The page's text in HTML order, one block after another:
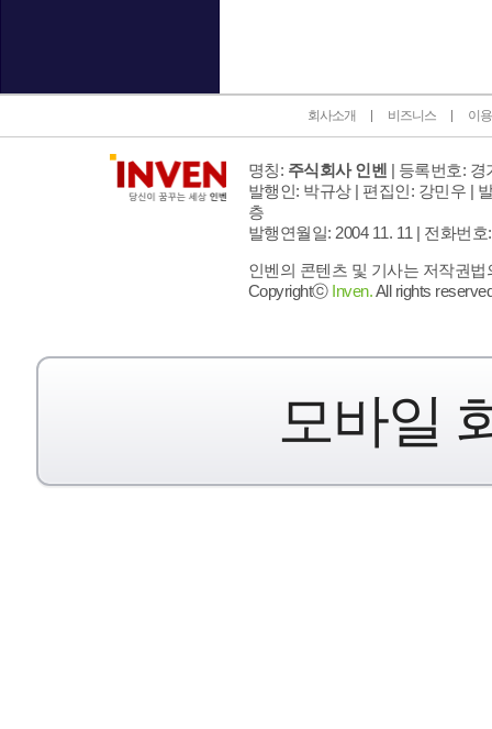
회사소개 비즈니스 이
명칭: 주식회사 인벤 | 등록번호: 경
발행인: 박규상 | 편집인: 강민우 |
층
발행연월일: 2004 11. 11 | 전화번호
인벤의 콘텐츠 및 기사는 저작권
Copyrightⓒ Inven.All rights
모바일